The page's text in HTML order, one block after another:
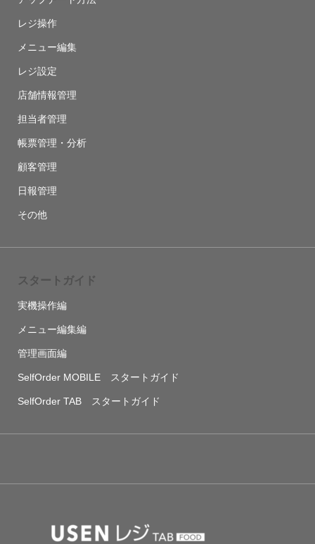
レジ操作
メニュー編集
レジ設定
店舗情報管理
担当者管理
帳票管理・分析
顧客管理
日報管理
その他
スタートガイド
実機操作編
メニュー編集編
管理画面編
SelfOrder MOBILE スタートガイド
SelfOrder TAB スタートガイド